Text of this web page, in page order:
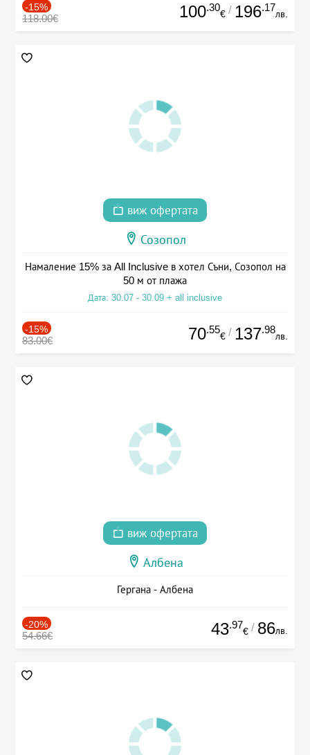
-15%
118.00€ 100.30
€ / 196.17
лв.
виж офертата
Созопол
Намаление 15% за All Inclusive в хотел Съни, Созопол на
50 м от плажа
Дата: 30.07 - 30.09 + all inclusive
-15%
83.00€ 70.55
€ / 137.98
лв.
виж офертата
Албена
Гергана - Албена
-20%
54.66€ 43.97
€ / 86лв.